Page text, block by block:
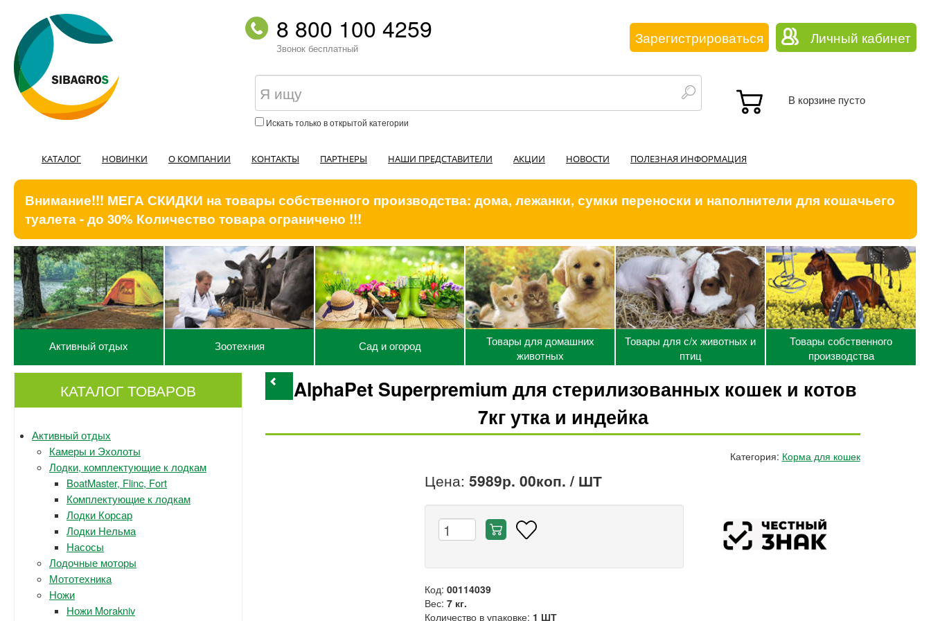
8 800 100 4259
Звонок бесплатный
Зарегистрироваться Личный кабинет
Искать только в открытой категории
В корзине пусто
КАТАЛОГ НОВИНКИ О КОМПАНИИ КОНТАКТЫ ПАРТНЕРЫ НАШИ ПРЕДСТАВИТЕЛИ АКЦИИ НОВОСТИ ПОЛЕЗНАЯ ИНФОРМАЦИЯ
Внимание!!! МЕГА СКИДКИ на товары собственного производства: дома, лежанки, сумки переноски и наполнители для кошачьего
туалета - до 30% Количество товара ограничено !!!
Активный отдых Зоотехния Сад и огород
Товары для домашних
животных
Товары для с/х животных и
птиц
Товары собственного
производства
КАТАЛОГ ТОВАРОВ
Активный отдых
Камеры и Эхолоты
Лодки, комплектующие к лодкам
BoatMaster, Flinc, Fort
Комплектующие к лодкам
Лодки Корсар
Лодки Нельма
Насосы
Лодочные моторы
Мототехника
Ножи
Ножи Morakniv
AlphaPet Superpremium для стерилизованных кошек и котов
7кг утка и индейка
Категория: Корма для кошек
Цена:5989р. 00коп. / ШТ
Код:00114039
Вес:7 кг.
Количество в упаковке: 1 ШТ